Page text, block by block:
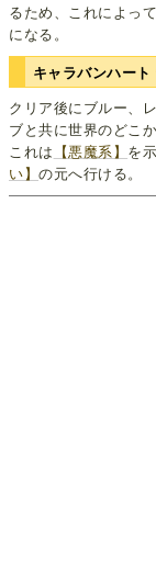
るため、これによっ
になる。
キャラバンハート
クリア後にブルー、
ブと共に世界のどこ
これは
【悪魔系】 を
い】の元へ行ける。